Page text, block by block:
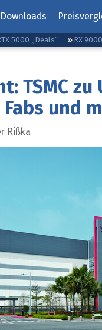
Downloads
5000 „Deals“ RX
TSMC zu
und
Rißka